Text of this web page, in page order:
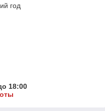
год
18:00